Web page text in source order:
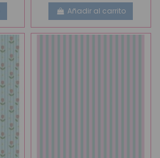
Añadir al carrito